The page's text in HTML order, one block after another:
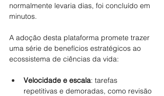
normalmente levaria dias, foi concluído em
minutos.
A adoção desta plataforma promete trazer
uma série de benefícios estratégicos ao
ecossistema de ciências da vida:
Velocidade e escala: tarefas
repetitivas e demoradas, como revisão